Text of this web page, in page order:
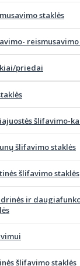
staklės
reismusavimo
priedai
šlifavimo-
šlifavimo staklės
šlifavimo staklės
ir
šlifavimo staklės